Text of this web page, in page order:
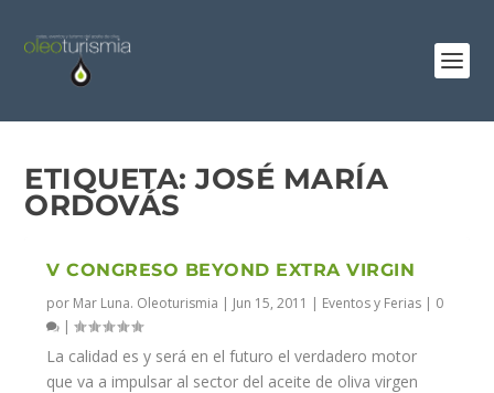
ETIQUETA:JOSÉ MARÍA
ORDOVÁS
V CONGRESO BEYOND EXTRA VIRGIN
por Mar Luna. Oleoturismia | Jun 15, 2011 | Eventos y Ferias | 0
|
La calidad es y será en el futuro el verdadero motor
que va a impulsar al sector del aceite de oliva virgen